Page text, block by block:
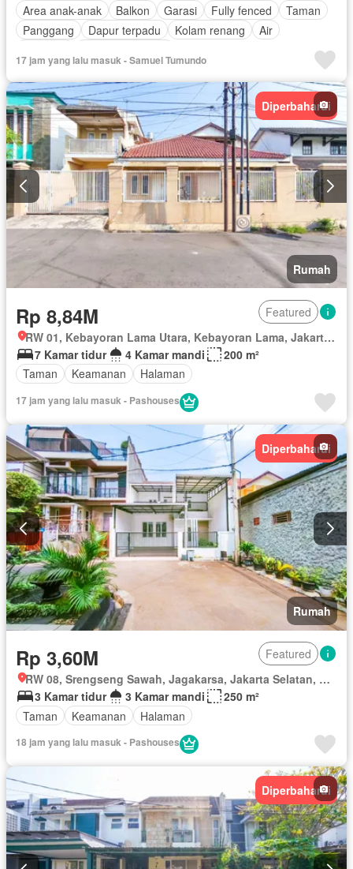
Area anak-anak
Balkon Garasi Fully fenced
Taman
Panggang
Dapur terpadu Kolam renang
Air
17 jam yang lalu masuk - Samuel Tumundo
Diperbaharui
Rumah
Rp 8,84M
Featured
RW 01, Kebayoran Lama Utara, Kebayoran Lama, Jakarta Selatan, Daerah Khusus Ibukota Jakarta
7 Kamar tidur
4 Kamar mandi
200 m²
Taman
Keamanan Halaman
17 jam yang lalu masuk - Pashouses
Diperbaharui
Rumah
Rp 3,60M
Featured
RW 08, Srengseng Sawah, Jagakarsa, Jakarta Selatan, Daerah Khusus Ibukota Jakarta
3 Kamar tidur
3 Kamar mandi
250 m²
Taman
Keamanan Halaman
18 jam yang lalu masuk - Pashouses
Diperbaharui